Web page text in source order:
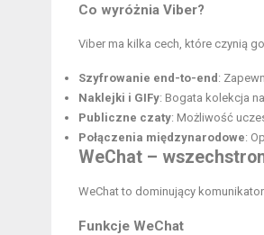
Co wyróżnia Viber?
Viber ma kilka cech, które czynią
Szyfrowanie end-to-end :
Naklejki i GIFy: Bogata kolekcja
Publiczne czaty: Możliwość
Połączenia międzynarodowe:
WeChat –
WeChat to dominujący
Funkcje WeChat